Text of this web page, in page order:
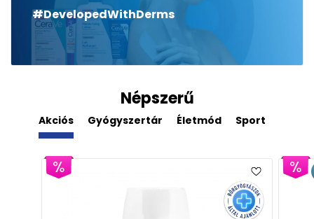
#DevelopedWithDerms
Népszerű
Akciós Gyógyszertár Életmód Sport